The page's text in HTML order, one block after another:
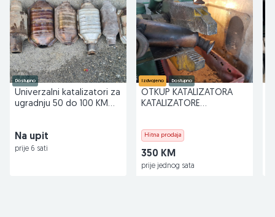
Dostupno
Univerzalni katalizatori za
ugradnju 50 do 100 KM
Na upit
prije 6 sati
Izdvojeno Dostupno
OTKUP KATALIZATORA
KATALIZATORE
Hitna prodaja
350 KM
prije jednog sata